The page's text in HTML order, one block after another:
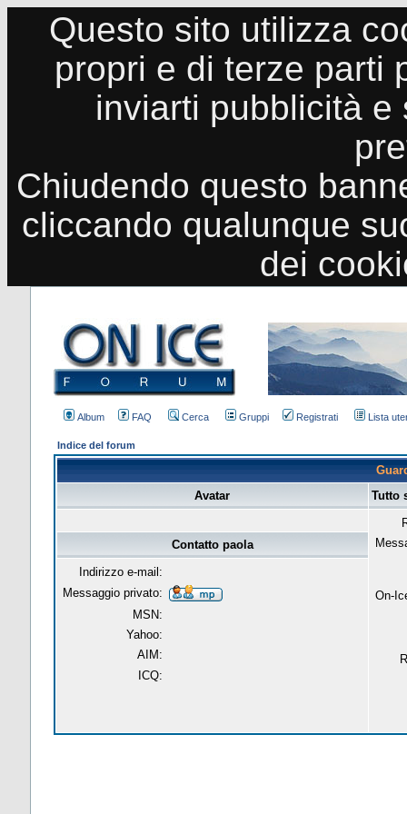
Questo sito utilizza
propri e di terze parti
inviarti pubblicità
Chiudendo questo
cliccando qualunque
dei
Album FAQ Cerca Gruppi Registrati Lista
Indice del forum
Avatar
Tutto
On-
Contatto paola
Indirizzo e-mail:
Messaggio privato:
MSN:
Yahoo:
AIM:
ICQ: